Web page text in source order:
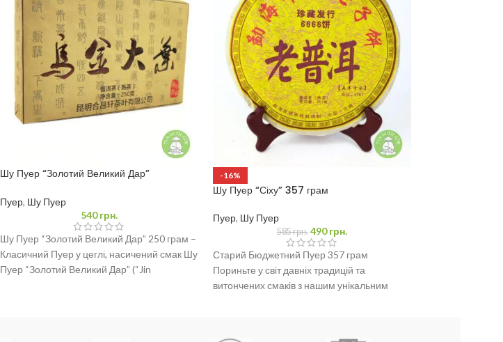
Шу Пуер “Золотий Великий Дар”
Пуер, Шу Пуер
540грн.
Шу Пуер “Золотий Великий Дар” 250 грам –
Класичний Пуер у цеглі, насичений смак Шу
Пуер “Золотий Великий Дар” (“Jin
-16%
Шу Пуер “Сіху” 357 грам
Пуер, Шу Пуер
585грн. 490грн.
Старий Бюджетний Пуер 357 грам
Пориньте у світ давніх традицій та
витончених смаків з нашим унікальним